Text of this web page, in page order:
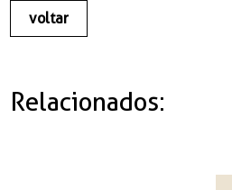
voltar
Relacionados: